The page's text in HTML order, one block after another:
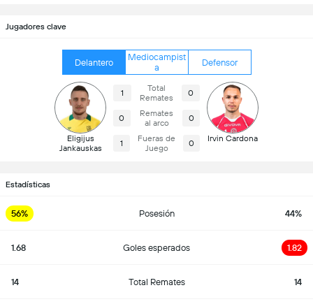
Jugadores clave
Delantero
Mediocampist
a
Defensor
Eligijus
Jankauskas
1
Total
Remates
0
0
Remates
al arco
0
1
Fueras de
Juego
0 Irvin Cardona
Estadísticas
56% Posesión 44%
1.68 Goles esperados 1.82
14 Total Remates 14